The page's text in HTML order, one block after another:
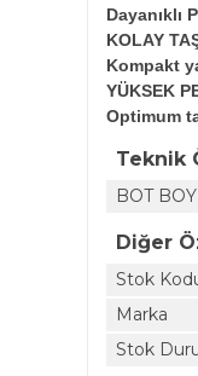
Dayanıklı
KOLAY
Kompakt
YÜKSEK
Optimum
Teknik
BOT
Diğer
Stok
Marka
Stok